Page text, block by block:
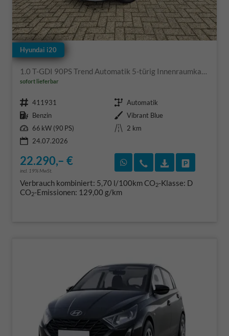
Hyundai i20
1.0 T-GDI 90PS Trend Automatik 5-türig Innenraumkamera 2xKeyless Klimaautomatik Sitzheizung Lenkradheizung Navi Rückf.Kamera PDC Apple CarPlay Android Auto Tempomat Touchscreen 16"LM
sofort lieferbar
Fahrzeugnr. 411931 Getriebe Automatik
Kraftstoff Benzin Außenfarbe Vibrant Blue
Leistung 66 kW (90 PS) Kilometerstand
2 km
24.07.2026
22.290,– €
incl. 19% MwSt.
Rückruf vereinbaren
Wir rufen Sie an
Verbrauch kombiniert: 5,70 l/100kmCO2-Klasse: D
CO2-Emissionen: 129,00 g/km